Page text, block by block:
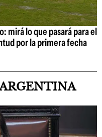
mirá lo que pasará para el
por la primera fecha